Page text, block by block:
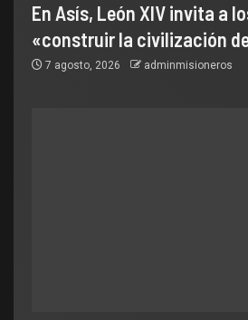
En Asís, León XIV invita a
«construir la civilización
7 agosto, 2026 adminmisioneros